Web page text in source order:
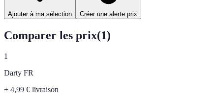
Ajouter à ma sélection Créer une alerte prix
Comparer les prix(1)
1
Darty FR
+ 4,99 € livraison